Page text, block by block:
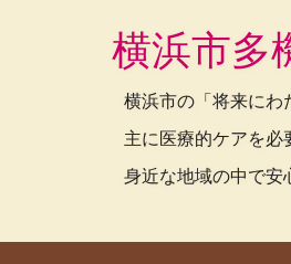
横浜市多
横浜市の「将来にわ
主に医療的ケアを必
身近な地域の中で安